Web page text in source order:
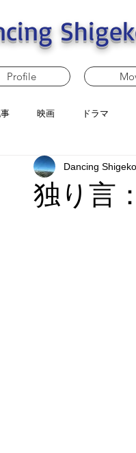
Profile
映画 ドラマ
独り言
Dancing Shigeko